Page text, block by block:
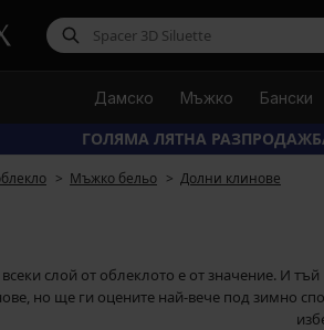
Дамско Мъжко Бански
ГОЛЯМА ЛЯТНА
Мъжко бельо Долни клинове
всеки слой от облеклото е от значение. И
но ще ги оцените най-вече под зимно